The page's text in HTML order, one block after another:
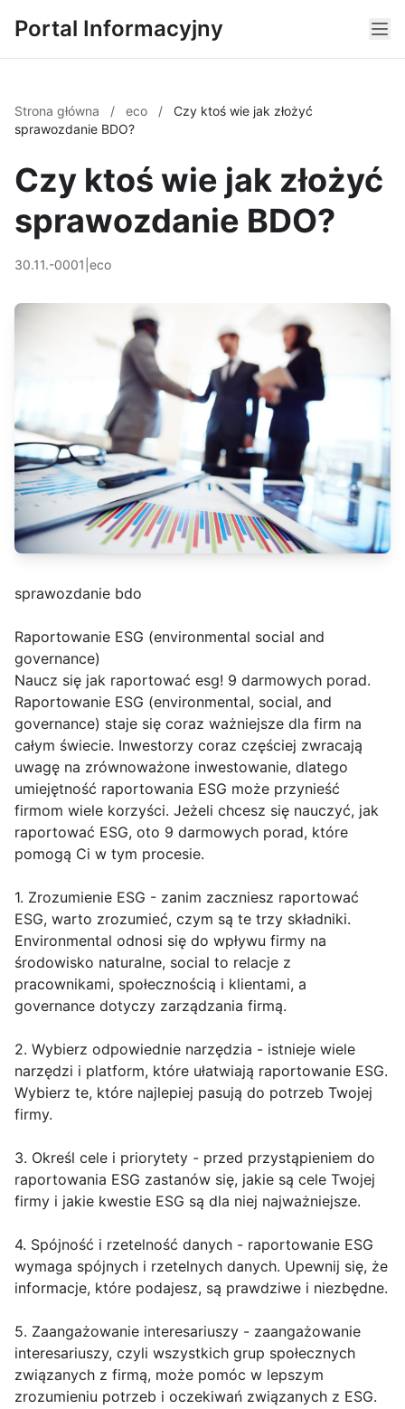
Portal Informacyjny
Strona główna / eco /
Czy ktoś wie jak złożyć
sprawozdanie BDO?
Czy ktoś wie jak złożyć
sprawozdanie BDO?
30.11.-0001 eco
sprawozdanie bdo
Raportowanie ESG (environmental social and
governance)
Naucz się jak raportować esg! 9 darmowych porad.
Raportowanie ESG (environmental, social, and
governance) staje się coraz ważniejsze dla firm na
całym świecie. Inwestorzy coraz częściej zwracają
uwagę na zrównoważone inwestowanie, dlatego
umiejętność raportowania ESG może przynieść
firmom wiele korzyści. Jeżeli chcesz się nauczyć, jak
raportować ESG, oto 9 darmowych porad, które
pomogą Ci w tym procesie.
1. Zrozumienie ESG - zanim zaczniesz raportować
ESG, warto zrozumieć, czym są te trzy składniki.
Environmental odnosi się do wpływu firmy na
środowisko naturalne, social to relacje z
pracownikami, społecznością i klientami, a
governance dotyczy zarządzania firmą.
2. Wybierz odpowiednie narzędzia - istnieje wiele
narzędzi i platform, które ułatwiają raportowanie ESG.
Wybierz te, które najlepiej pasują do potrzeb Twojej
firmy.
3. Określ cele i priorytety - przed przystąpieniem do
raportowania ESG zastanów się, jakie są cele Twojej
firmy i jakie kwestie ESG są dla niej najważniejsze.
4. Spójność i rzetelność danych - raportowanie ESG
wymaga spójnych i rzetelnych danych. Upewnij się, że
informacje, które podajesz, są prawdziwe i niezbędne.
5. Zaangażowanie interesariuszy - zaangażowanie
interesariuszy, czyli wszystkich grup społecznych
związanych z firmą, może pomóc w lepszym
zrozumieniu potrzeb i oczekiwań związanych z ESG.